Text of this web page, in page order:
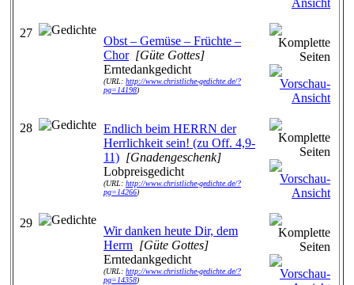
27
Obst – Gemüse – Früchte –
Chor [Güte Gottes]
Erntedankgedicht
(URL: http://www.christliche-gedichte.de/?
pg=14198)
28
Endlich beim HERRN der
Herrlichkeit sein! (zu Off. 4,9-
11) [Gnadengeschenk]
Lobpreisgedicht
(URL: http://www.christliche-gedichte.de/?
pg=14266)
29
Wir danken heute Dir, dem
Herrn [Güte Gottes]
Erntedankgedicht
(URL: http://www.christliche-gedichte.de/?
pg=14358)